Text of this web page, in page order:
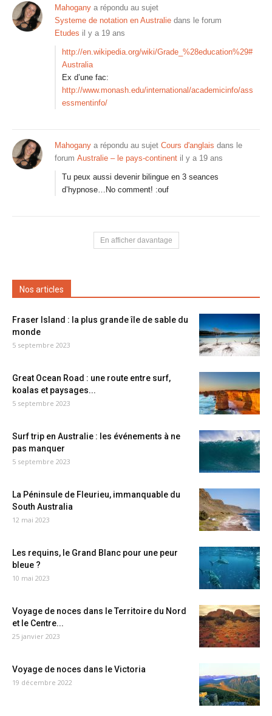
Mahogany a répondu au sujet
Systeme de notation en Australie dans le forum
Etudes il y a 19 ans
http://en.wikipedia.org/wiki/Grade_%28education%29#
Australia
Ex d’une fac:
http://www.monash.edu/international/academicinfo/ass
essmentinfo/
Mahogany a répondu au sujet Cours d'anglais dans le
forum Australie – le pays-continent il y a 19 ans
Tu peux aussi devenir bilingue en 3 seances
d’hypnose…No comment! :ouf
En afficher davantage
Nos articles
Fraser Island : la plus grande île de sable du
monde
5 septembre 2023
Great Ocean Road : une route entre surf,
koalas et paysages...
5 septembre 2023
Surf trip en Australie : les événements à ne
pas manquer
5 septembre 2023
La Péninsule de Fleurieu, immanquable du
South Australia
12 mai 2023
Les requins, le Grand Blanc pour une peur
bleue ?
10 mai 2023
Voyage de noces dans le Territoire du Nord
et le Centre...
25 janvier 2023
Voyage de noces dans le Victoria
19 décembre 2022